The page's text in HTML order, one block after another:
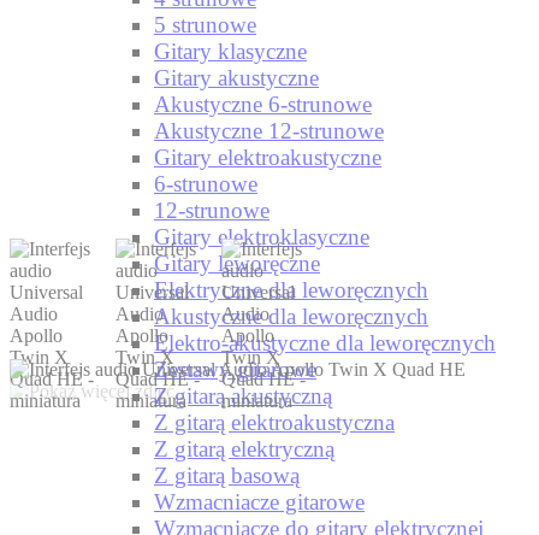
5 strunowe
Gitary klasyczne
Gitary akustyczne
Akustyczne 6-strunowe
Akustyczne 12-strunowe
Gitary elektroakustyczne
6-strunowe
12-strunowe
Gitary elektroklasyczne
Gitary leworęczne
Elektryczne dla leworęcznych
Akustyczne dla leworęcznych
Elektro-akustyczne dla leworęcznych
Zestawy gitarowe
Z gitarą akustyczną
Z gitarą elektroakustyczna
Z gitarą elektryczną
Z gitarą basową
Wzmacniacze gitarowe
Wzmacniacze do gitary elektrycznej